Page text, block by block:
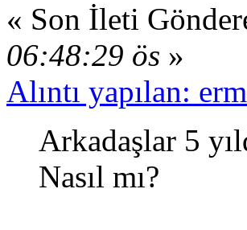
« Son İleti
06:48:29 ös »
Alıntı yapılan:
Arkadaşlar 5
Nasıl mı?